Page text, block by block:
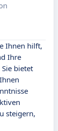
Ihnen hilft,
Ihre
bietet
steigern,